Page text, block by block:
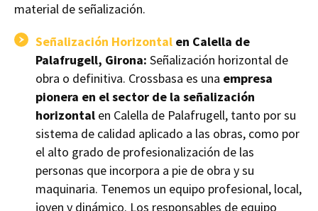
material de señalización.
Señalización Horizontal en Calella de
Palafrugell, Girona: Señalización horizontal de
obra o definitiva. Crossbasa es una empresa
pionera en el sector de la señalización
horizontal en Calella de Palafrugell, tanto por su
sistema de calidad aplicado a las obras, como por
el alto grado de profesionalización de las
personas que incorpora a pie de obra y su
maquinaria. Tenemos un equipo profesional, local,
joven y dinámico. Los responsables de equipo